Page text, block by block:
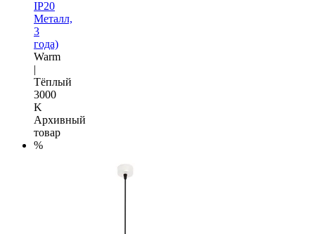
IP20
Металл,
3
года)
Warm
|
Тёплый
3000
K
Архивный
товар
%